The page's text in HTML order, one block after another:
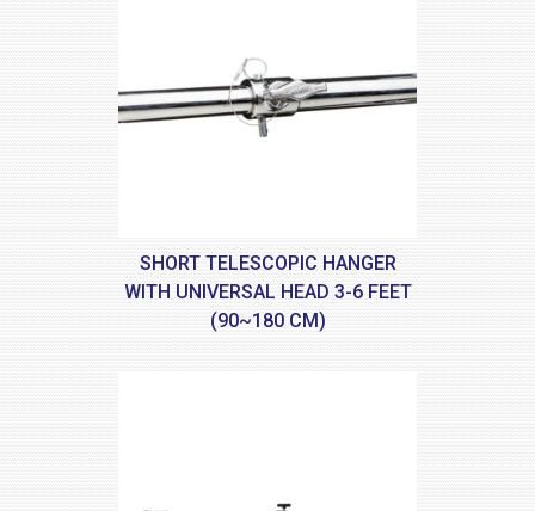
SHORT TELESCOPIC HANGER
WITH UNIVERSAL HEAD 3-6 FEET
(90~180 CM)